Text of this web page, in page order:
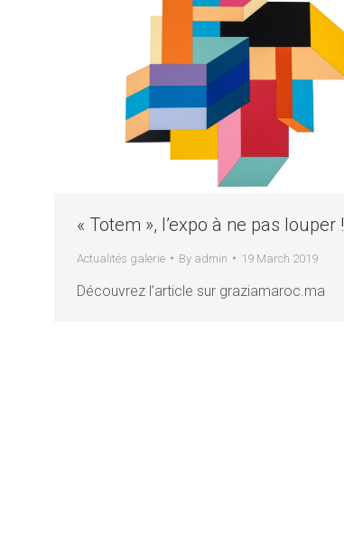
« Totem », l’expo à ne pas louper !
Actualités galerie By admin 19 March 2019
Découvrez l’article sur graziamaroc.ma